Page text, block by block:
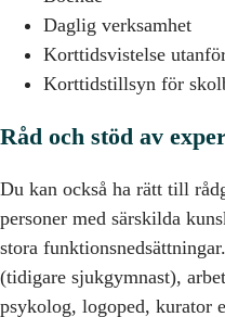
Daglig verksamhet
Korttidsvistelse
Korttidstillsyn för
Råd och stöd av
Du kan också ha rätt till
personer med särskilda
stora
(tidigare sjukgymnast),
psykolog, logoped, kurator